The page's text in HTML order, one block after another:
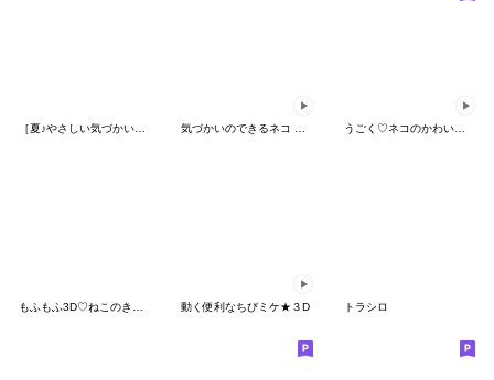
［夏♪やさしい気づかい］ふんわり♡うさぎ 気づかいのできるネコ 夏スイーツver. うごく♡ネコのかわいい夏スタンプ
動く便利なちびミケ★３D トラシロ